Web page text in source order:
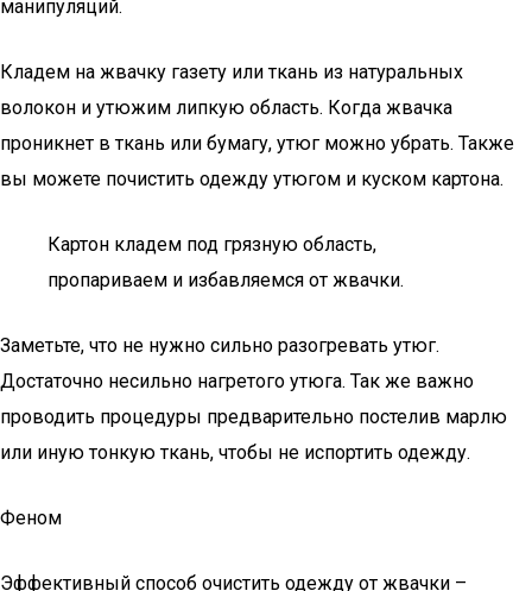
манипуляций.
Кладем на жвачку газету или ткань из натуральных
волокон и утюжим липкую область. Когда жвачка
проникнет в ткань или бумагу, утюг можно убрать. Также
вы можете почистить одежду утюгом и куском картона.
Картон кладем под грязную область,
пропариваем и избавляемся от жвачки.
Заметьте, что не нужно сильно разогревать утюг.
Достаточно несильно нагретого утюга. Так же важно
проводить процедуры предварительно постелив марлю
или иную тонкую ткань, чтобы не испортить одежду.
Феном
Эффективный способ очистить одежду от жвачки –